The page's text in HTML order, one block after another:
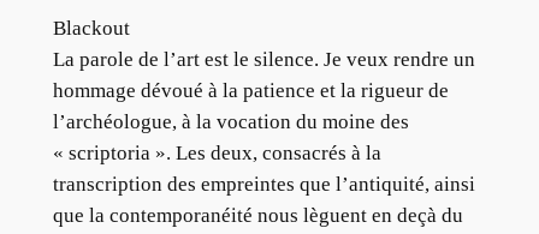
Blackout
La parole de l’art est le silence. Je veux rendre un
hommage dévoué à la patience et la rigueur de
l’archéologue, à la vocation du moine des
« scriptoria ». Les deux, consacrés à la
transcription des empreintes que l’antiquité, ainsi
que la contemporanéité nous lèguent en deçà du